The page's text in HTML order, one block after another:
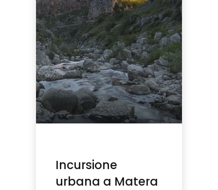
Incursione
urbana a Matera